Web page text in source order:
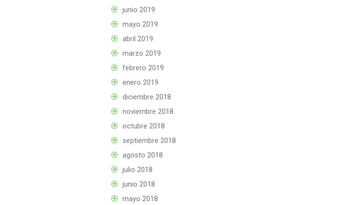
junio 2019
mayo 2019
abril 2019
marzo 2019
febrero 2019
enero 2019
diciembre 2018
noviembre 2018
octubre 2018
septiembre 2018
agosto 2018
julio 2018
junio 2018
mayo 2018